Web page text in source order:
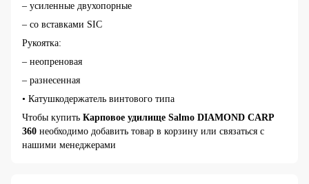
– усиленные двухопорные
– со вставками SIC
Рукоятка:
– неопреновая
– разнесенная
• Катушкодержатель винтового типа
Чтобы купить Карповое удилище Salmo DIAMOND CARP
360 необходимо добавить товар в корзину или связаться с
нашими менеджерами